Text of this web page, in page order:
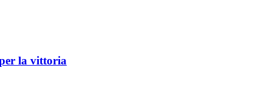
la vittoria